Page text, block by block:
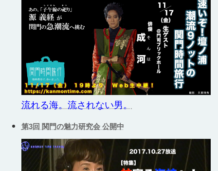
流れる海。流されない男。
第3回 関門の魅力研究会 公開中